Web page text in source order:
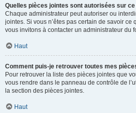
Quelles pièces jointes sont autorisées sur
Chaque administrateur peut autoriser ou
jointes. Si vous n’êtes pas certain de savoir ce
vous invitons à contacter un administrateur du
Haut
Comment puis-je retrouver toutes mes
Pour retrouver la liste des pièces jointes que
vous rendre dans le panneau de contrôle de
la section des pièces jointes.
Haut